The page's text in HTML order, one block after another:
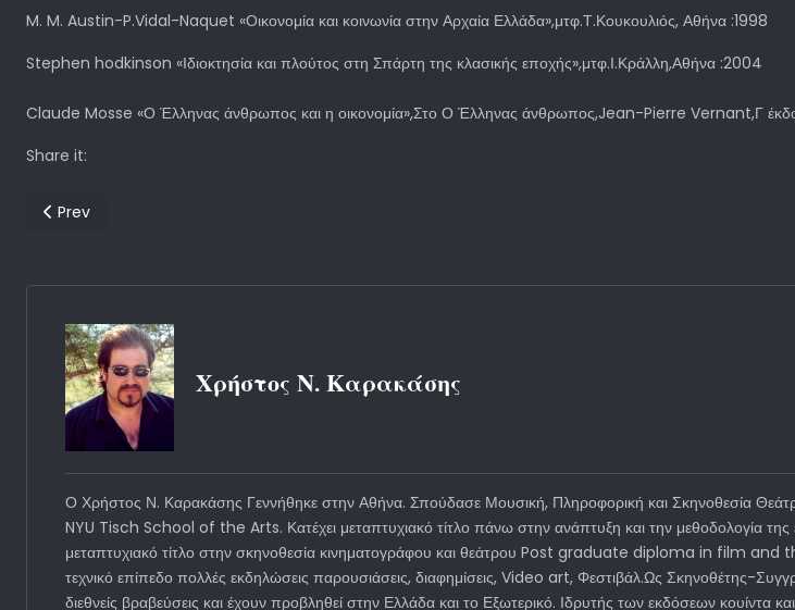
M. M. Austin-P.Vidal-Naquet «Οικονομία και κοινωνία στην Αρχαία Ελλάδα»,μτφ.Τ.Κουκουλιός, Αθήνα :1998
Stephen hodkinson «Ιδιοκτησία και πλούτος στη Σπάρτη της κλασικής εποχής»,μτφ.Ι.Κράλλη,Αθήνα :2004
Claude Mosse «Ο Έλληνας άνθρωπος και η οικονομία»,Στο Ο Έλληνας άνθρωπος,Jean-Pierre Vernant,Γ
Share it:
Previous article: Η Λευκή Οθόνη πίσω απο τον Μαυροπίνακα
Prev
Χρήστος Ν. Καρακάσης
Ο Χρήστος Ν. Καρακάσης Γεννήθηκε στην Αθήνα. Σπούδασε Μουσική, Πληροφορική και Σκηνοθεσία
NYU Tisch School of the Arts. Κατέχει μεταπτυχιακό τίτλο πάνω στην ανάπτυξη και την
μεταπτυχιακό τίτλο στην σκηνοθεσία κινηματογράφου και θεάτρου Post graduate diploma in film and
τεχνικό επίπεδο πολλές εκδηλώσεις παρουσιάσεις, διαφημίσεις, Video art, Φεστιβάλ.Ως Σκηνοθέτης-
διεθνείς βραβεύσεις και έχουν προβληθεί στην Ελλάδα και το Εξωτερικό. Ιδρυτής των εκδόσεων